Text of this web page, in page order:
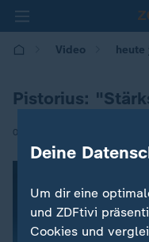
Video heute
Pistorius:
08.07.2026 | 21:45
Deine
Um dir eine
und ZDFtivi
Cookies und